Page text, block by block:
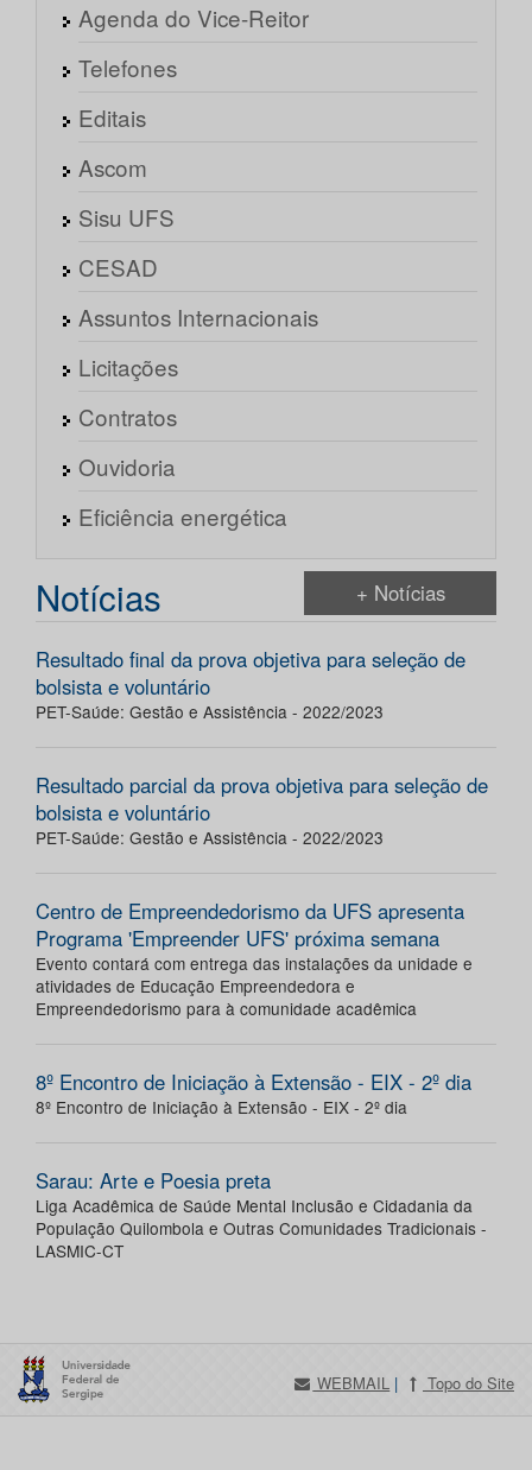
Agenda do Vice-Reitor
Telefones
Editais
Ascom
Sisu UFS
CESAD
Assuntos Internacionais
Licitações
Contratos
Ouvidoria
Eficiência energética
Notícias + Notícias
Resultado final da prova objetiva para seleção de
bolsista e voluntário
PET-Saúde: Gestão e Assistência - 2022/2023
Resultado parcial da prova objetiva para seleção de
bolsista e voluntário
PET-Saúde: Gestão e Assistência - 2022/2023
Centro de Empreendedorismo da UFS apresenta
Programa 'Empreender UFS' próxima semana
Evento contará com entrega das instalações da unidade e
atividades de Educação Empreendedora e
Empreendedorismo para à comunidade acadêmica
8º Encontro de Iniciação à Extensão - EIX - 2º dia
8º Encontro de Iniciação à Extensão - EIX - 2º dia
Sarau: Arte e Poesia preta
Liga Acadêmica de Saúde Mental Inclusão e Cidadania da
População Quilombola e Outras Comunidades Tradicionais -
LASMIC-CT
WEBMAIL | Topo do Site